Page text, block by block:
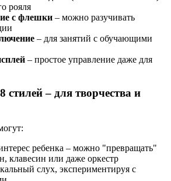
рояля
с флешки – можно разучивать
– для занятий с обучающими
– простое управление даже для
стилей – для творчества и
ребенка – можно "превращать"
клавесин или даже оркестр
слух, экспериментируя с